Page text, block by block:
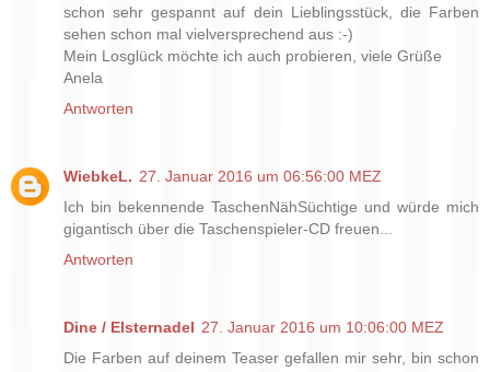
schon sehr gespannt auf dein Lieblingsstück, die Farben
sehen schon mal vielversprechend aus :-)
Mein Losglück möchte ich auch probieren, viele Grüße
Anela
Antworten
WiebkeL. 27. Januar 2016 um 06:56:00 MEZ
Ich bin bekennende TaschenNähSüchtige und würde mich
gigantisch über die Taschenspieler-CD freuen...
Antworten
Dine / Elsternadel 27. Januar 2016 um 10:06:00 MEZ
Die Farben auf deinem Teaser gefallen mir sehr, bin schon